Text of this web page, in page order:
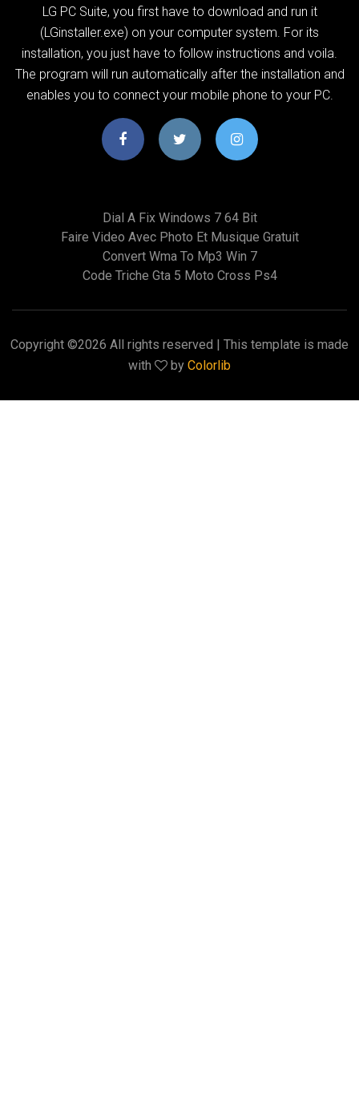
LG PC Suite, you first have to download and run it
(LGinstaller.exe) on your computer system. For its
installation, you just have to follow instructions and voila.
The program will run automatically after the installation and
enables you to connect your mobile phone to your PC.
Dial A Fix Windows 7 64 Bit
Faire Video Avec Photo Et Musique Gratuit
Convert Wma To Mp3 Win 7
Code Triche Gta 5 Moto Cross Ps4
Copyright ©2026 All rights reserved | This template is made
with
by Colorlib